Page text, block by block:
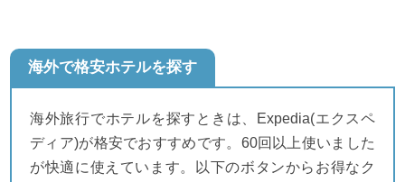
海外で格安ホテルを探す
海外旅行でホテルを探すときは、Expedia(エクスペ
ディア)が格安でおすすめです。60回以上使いました
が快適に使えています。以下のボタンからお得なク